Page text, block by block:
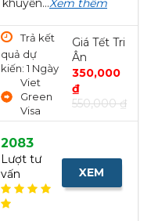
Trả kết
quả dự
kiến: 8
Ngày
Viet
Green
Visa uy
tín
Giá Tết Tri
Ân
LIÊN HỆ
2067
Lượt tư
vấn